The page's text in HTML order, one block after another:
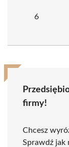
6
firmy!
Chcesz
Sprawdź jak